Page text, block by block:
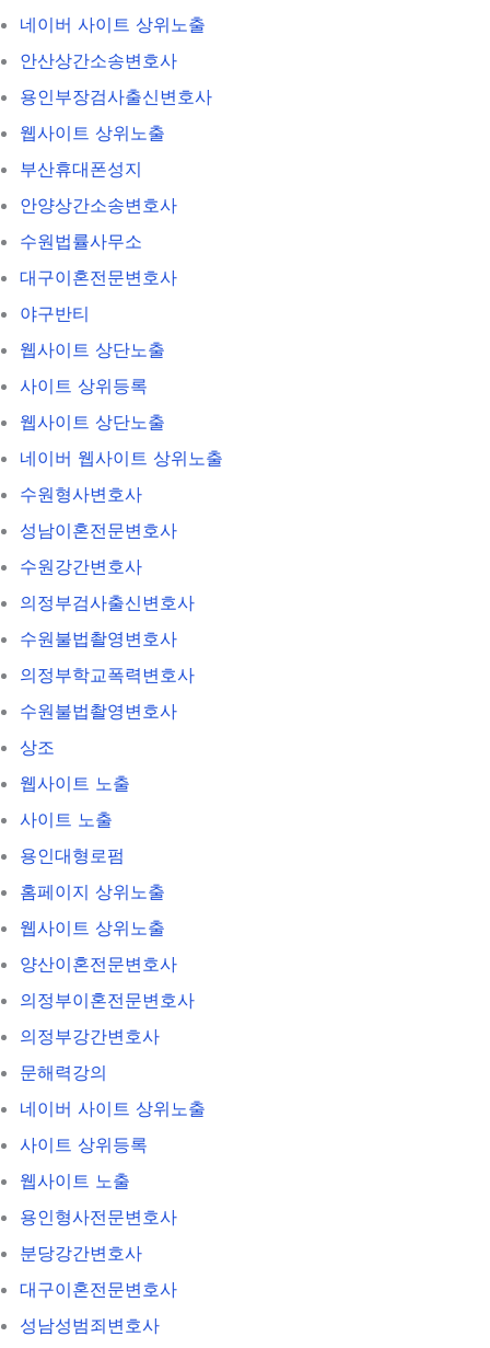
네이버 사이트 상위노출
안산상간소송변호사
용인부장검사출신변호사
웹사이트 상위노출
부산휴대폰성지
안양상간소송변호사
수원법률사무소
대구이혼전문변호사
야구반티
웹사이트 상단노출
사이트 상위등록
웹사이트 상단노출
네이버 웹사이트 상위노출
수원형사변호사
성남이혼전문변호사
수원강간변호사
의정부검사출신변호사
수원불법촬영변호사
의정부학교폭력변호사
수원불법촬영변호사
상조
웹사이트 노출
사이트 노출
용인대형로펌
홈페이지 상위노출
웹사이트 상위노출
양산이혼전문변호사
의정부이혼전문변호사
의정부강간변호사
문해력강의
네이버 사이트 상위노출
사이트 상위등록
웹사이트 노출
용인형사전문변호사
분당강간변호사
대구이혼전문변호사
성남성범죄변호사